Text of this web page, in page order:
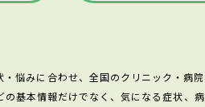
悩みに合わせ、全国のクリニック・病
基本情報だけでなく、気になる症状、